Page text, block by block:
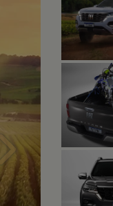
Próximo